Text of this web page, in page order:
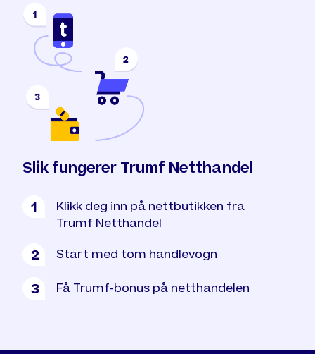
Slik fungerer Trumf Netthandel
1
Klikk deg inn på nettbutikken fra
Trumf Netthandel
2 Start med tom handlevogn
3 Få Trumf-bonus på netthandelen